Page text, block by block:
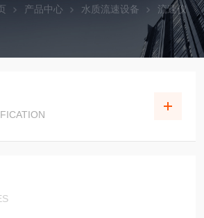
产品中心 水质流速设备 流速仪